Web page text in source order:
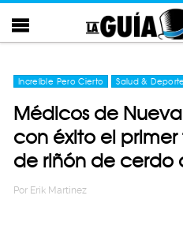
Increíble Pero Cierto Salud & Deporte
Médicos de
con éxito el
de riñón de cerdo
Por Erik Martinez